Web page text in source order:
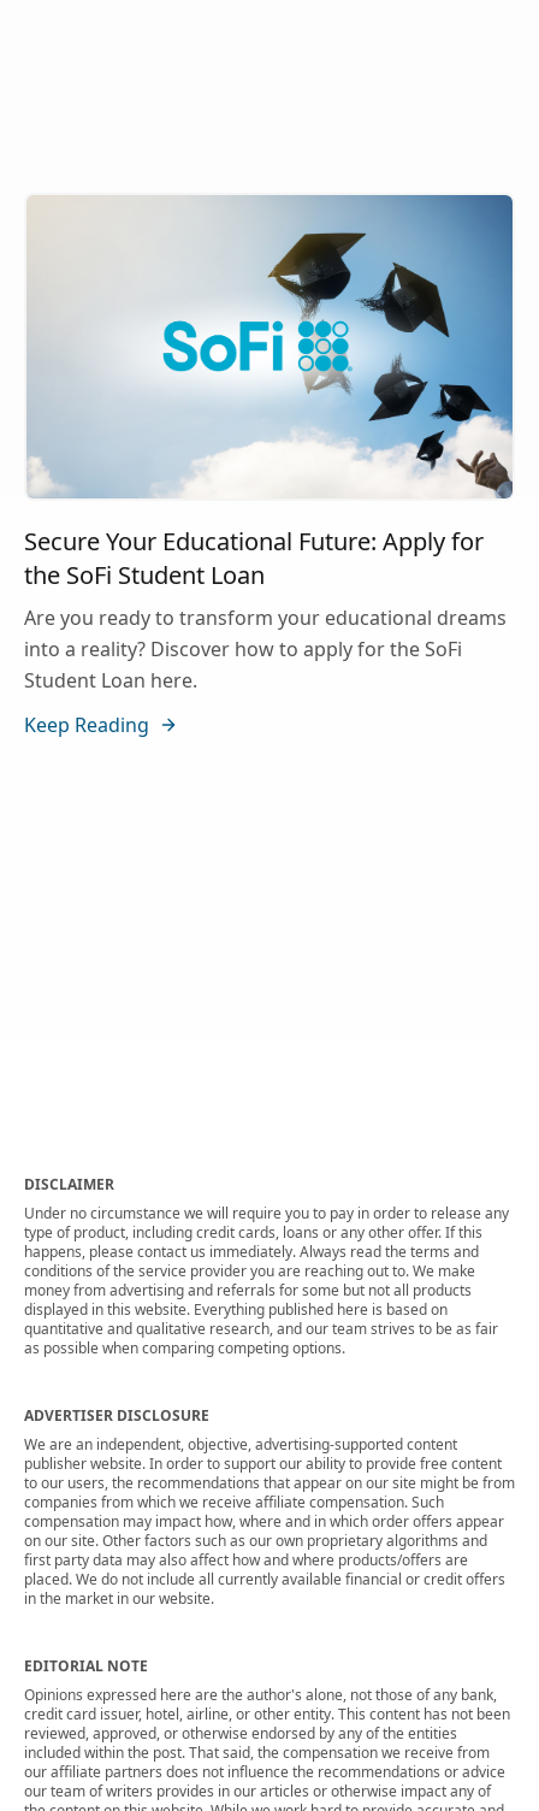
Secure Your Educational Future: Apply for
the SoFi Student Loan
Are you ready to transform your educational dreams
into a reality? Discover how to apply for the SoFi
Student Loan here.
Keep Reading
DISCLAIMER
Under no circumstance we will require you to pay in order to release any
type of product, including credit cards, loans or any other offer. If this
happens, please contact us immediately. Always read the terms and
conditions of the service provider you are reaching out to. We make
money from advertising and referrals for some but not all products
displayed in this website. Everything published here is based on
quantitative and qualitative research, and our team strives to be as fair
as possible when comparing competing options.
ADVERTISER DISCLOSURE
We are an independent, objective, advertising-supported content
publisher website. In order to support our ability to provide free content
to our users, the recommendations that appear on our site might be from
companies from which we receive affiliate compensation. Such
compensation may impact how, where and in which order offers appear
on our site. Other factors such as our own proprietary algorithms and
first party data may also affect how and where products/offers are
placed. We do not include all currently available financial or credit offers
in the market in our website.
EDITORIAL NOTE
Opinions expressed here are the author's alone, not those of any bank,
credit card issuer, hotel, airline, or other entity. This content has not been
reviewed, approved, or otherwise endorsed by any of the entities
included within the post. That said, the compensation we receive from
our affiliate partners does not influence the recommendations or advice
our team of writers provides in our articles or otherwise impact any of